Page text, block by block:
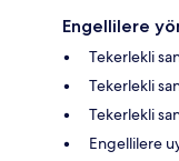
Engellilere
Tekerlekli
Tekerlekli
Tekerlekli
Engellilere